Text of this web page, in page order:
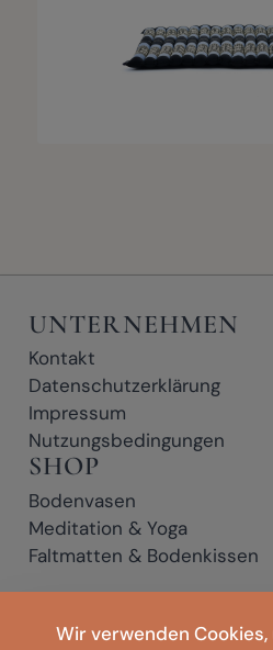
Wir verwenden
UNTERNEHMEN
Kontakt
Datenschutzerklärung
Impressum
Nutzungsbedingungen
SHOP
Bodenvasen
Meditation & Yoga
Faltmatten & Bodenkissen
* Affiliate-Links: Wenn Sie auf einen mit
und einen Kauf abschließen, erhalten